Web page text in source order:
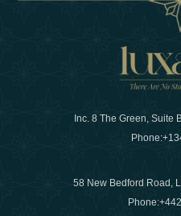
Inc. 8 The Green, Suite
Phone:
58 New Bedford Road,
Phone: